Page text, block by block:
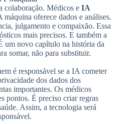
colaboração. Médicos e IA
máquina oferece dados e análises.
julgamento e compaixão. Essa
mais precisos. E também a
um novo capítulo na história da
somar, não para substituir.
é responsável se a IA cometer
dos dados dos
importantes. Os médicos
pontos. É preciso criar regras
Assim, a tecnologia será